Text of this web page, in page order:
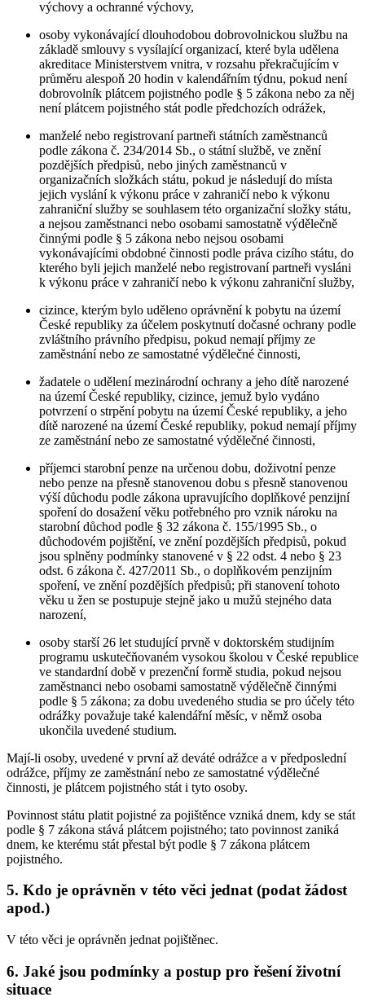
výchovy a ochranné výchovy,
osoby vykonávající dlouhodobou dobrovolnickou službu na
základě smlouvy s vysílající organizací, které byla udělena
akreditace Ministerstvem vnitra, v rozsahu překračujícím v
průměru alespoň 20 hodin v kalendářním týdnu, pokud není
dobrovolník plátcem pojistného podle § 5 zákona nebo za něj
není plátcem pojistného stát podle předchozích odrážek,
manželé nebo registrovaní partneři státních zaměstnanců
podle zákona č. 234/2014 Sb., o státní službě, ve znění
pozdějších předpisů, nebo jiných zaměstnanců v
organizačních složkách státu, pokud je následují do místa
jejich vyslání k výkonu práce v zahraničí nebo k výkonu
zahraniční služby se souhlasem této organizační složky státu,
a nejsou zaměstnanci nebo osobami samostatně výdělečně
činnými podle § 5 zákona nebo nejsou osobami
vykonávajícími obdobné činnosti podle práva cizího státu, do
kterého byli jejich manželé nebo registrovaní partneři vysláni
k výkonu práce v zahraničí nebo k výkonu zahraniční služby,
cizince, kterým bylo uděleno oprávnění k pobytu na území
České republiky za účelem poskytnutí dočasné ochrany podle
zvláštního právního předpisu, pokud nemají příjmy ze
zaměstnání nebo ze samostatné výdělečné činnosti,
žadatele o udělení mezinárodní ochrany a jeho dítě narozené
na území České republiky, cizince, jemuž bylo vydáno
potvrzení o strpění pobytu na území České republiky, a jeho
dítě narozené na území České republiky, pokud nemají příjmy
ze zaměstnání nebo ze samostatné výdělečné činnosti,
příjemci starobní penze na určenou dobu, doživotní penze
nebo penze na přesně stanovenou dobu s přesně stanovenou
výší důchodu podle zákona upravujícího doplňkové penzijní
spoření do dosažení věku potřebného pro vznik nároku na
starobní důchod podle § 32 zákona č. 155/1995 Sb., o
důchodovém pojištění, ve znění pozdějších předpisů, pokud
jsou splněny podmínky stanovené v § 22 odst. 4 nebo § 23
odst. 6 zákona č. 427/2011 Sb., o doplňkovém penzijním
spoření, ve znění pozdějších předpisů; při stanovení tohoto
věku u žen se postupuje stejně jako u mužů stejného data
narození,
osoby starší 26 let studující prvně v doktorském studijním
programu uskutečňovaném vysokou školou v České republice
ve standardní době v prezenční formě studia, pokud nejsou
zaměstnanci nebo osobami samostatně výdělečně činnými
podle § 5 zákona; za dobu uvedeného studia se pro účely této
odrážky považuje také kalendářní měsíc, v němž osoba
ukončila uvedené studium.
Mají-li osoby, uvedené v první až deváté odrážce a v předposlední
odrážce, příjmy ze zaměstnání nebo ze samostatné výdělečné
činnosti, je plátcem pojistného stát i tyto osoby.
Povinnost státu platit pojistné za pojištěnce vzniká dnem, kdy se stát
podle § 7 zákona stává plátcem pojistného; tato povinnost zaniká
dnem, ke kterému stát přestal být podle § 7 zákona plátcem
pojistného.
5. Kdo je oprávněn v této věci jednat (podat žádost
apod.)
V této věci je oprávněn jednat pojištěnec.
6. Jaké jsou podmínky a postup pro řešení životní
situace